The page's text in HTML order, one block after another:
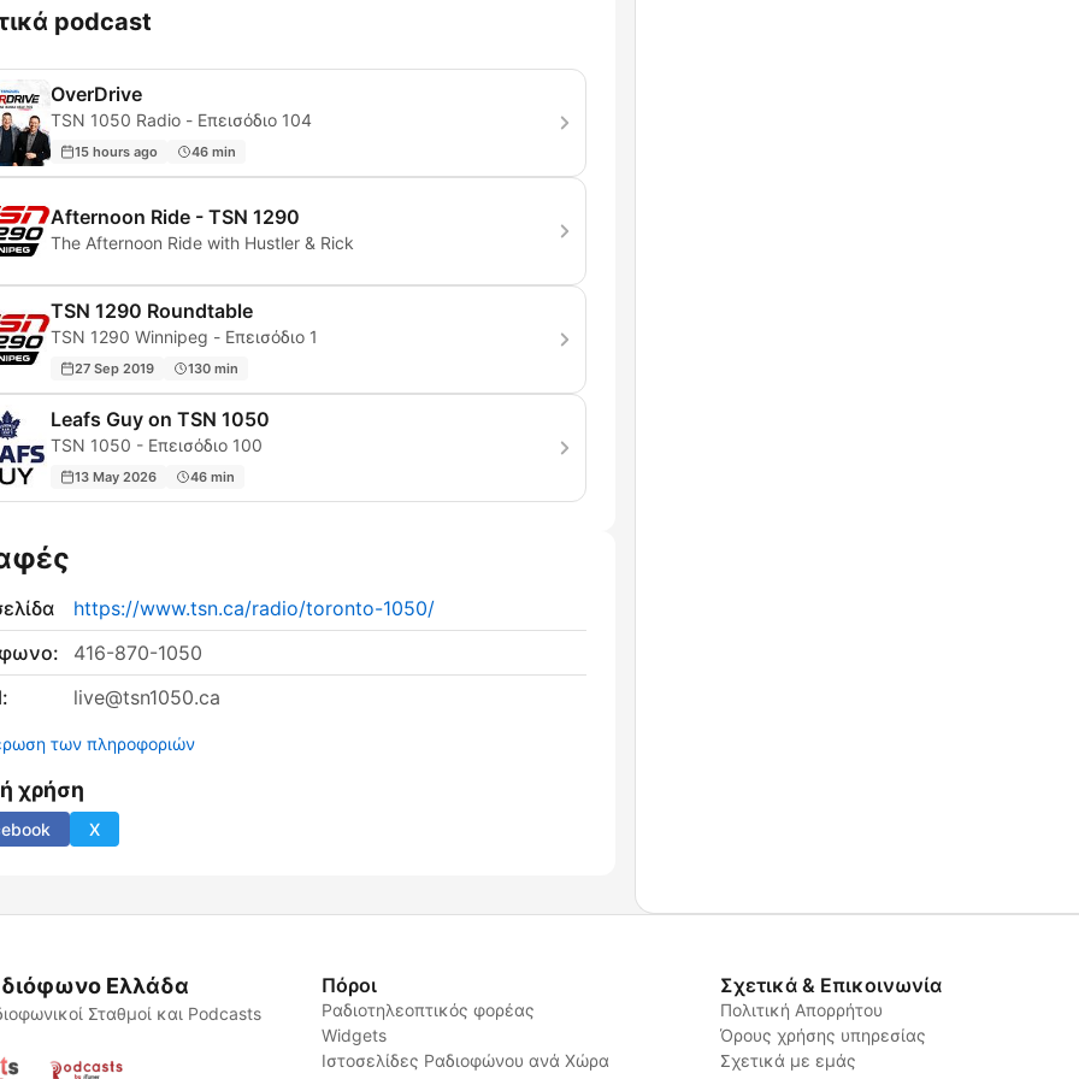
podcast
OverDrive
TSN 1050 Radio - Επεισόδιο 104
15 hours ago 46 min
Afternoon Ride - TSN 1290
The Afternoon Ride with Hustler & Rick
TSN 1290 Roundtable
TSN 1290 Winnipeg - Επεισόδιο 1
27 Sep 2019 130 min
Leafs Guy on TSN 1050
TSN 1050 - Επεισόδιο 100
13 May 2026 46 min
https://www.tsn.ca/radio/toronto-1050/
416-870-1050
live@tsn1050.ca
των πληροφοριών
χρήση
X
Ελλάδα
Σταθμοί και Podcasts
Πόροι
Ραδιοτηλεοπτικός φορέας
Widgets
Ιστοσελίδες Ραδιοφώνου ανά Χώρα
Σχετικά & Επικοινωνία
Πολιτική Απορρήτου
Όρους χρήσης υπηρεσίας
Σχετικά με εμάς